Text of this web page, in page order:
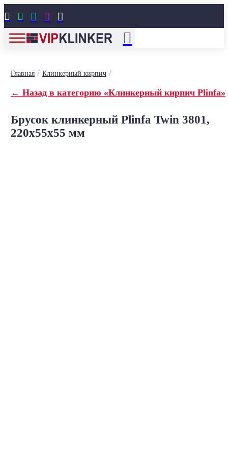
    
Главная/ Клинкерный кирпич/
← Назад в категорию «Клинкерный кирпич Plinfa»
Брусок клинкерный Plinfa Twin 3801,
220x55x55 мм